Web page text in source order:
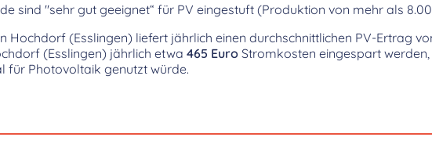
sind "sehr gut geeignet“ für PV eingestuft (Produktion von mehr als
Hochdorf (Esslingen) liefert jährlich einen durchschnittlichen PV-Ertrag
(Esslingen) jährlich etwa 465 Euro Stromkosten eingespart
für Photovoltaik genutzt würde.